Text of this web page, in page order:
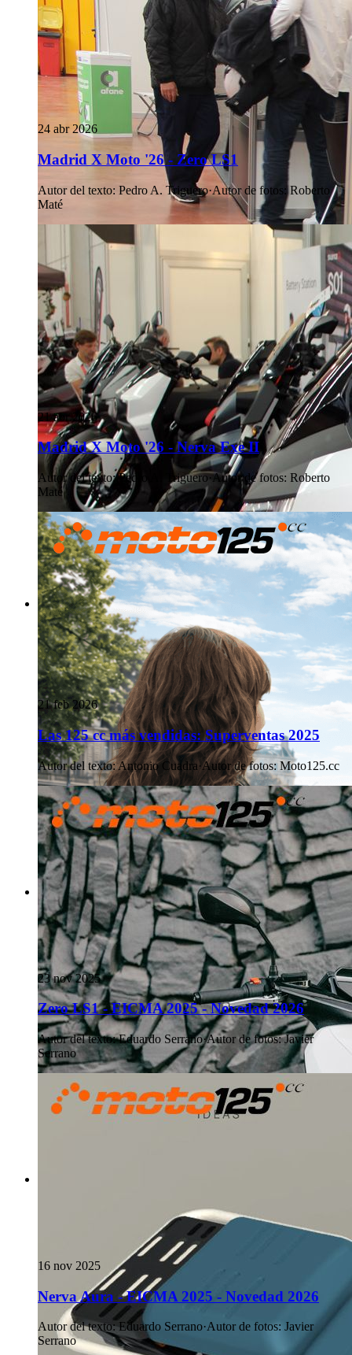
24 abr 2026
Madrid X Moto '26 - Zero LS1
Autor del texto: Pedro A. Triguero·Autor de fotos: Roberto
Maté
21 abr 2026
Madrid X Moto '26 - Nerva Exe II
Autor del texto: Pedro A. Triguero·Autor de fotos: Roberto
Maté
21 feb 2026
Las 125 cc más vendidas: Superventas 2025
Autor del texto:Antonio Cuadra·Autor de fotos: Moto125.cc
23 nov 2025
Zero LS1 - EICMA 2025 - Novedad 2026
Autor del texto: Eduardo Serrano·Autor de fotos: Javier
Serrano
16 nov 2025
Nerva Aura - EICMA 2025 - Novedad 2026
Autor del texto: Eduardo Serrano·Autor de fotos: Javier
Serrano